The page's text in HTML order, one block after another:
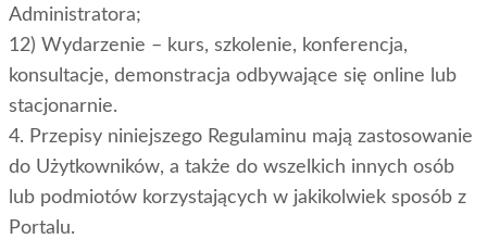
Administratora;
12) Wydarzenie – kurs, szkolenie, konferencja,
konsultacje, demonstracja odbywające się online lub
stacjonarnie.
4. Przepisy niniejszego Regulaminu mają zastosowanie
do Użytkowników, a także do wszelkich innych osób
lub podmiotów korzystających w jakikolwiek sposób z
Portalu.